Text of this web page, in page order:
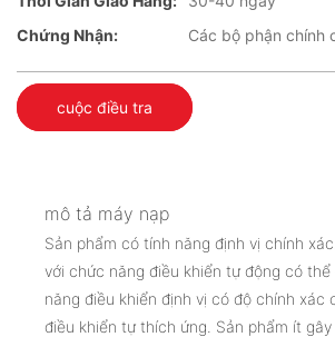
Chứng Nhận:
Các bộ phận chính
cuộc điều tra
mô tả máy nạp
Sản phẩm có tính năng định vị chính
với chức năng điều khiển tự động có
năng điều khiển định vị có độ chính xác
điều khiển tự thích ứng. Sản phẩm ít